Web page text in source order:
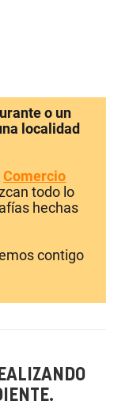
o un
localidad
Comercio
todo lo
hechas
contigo